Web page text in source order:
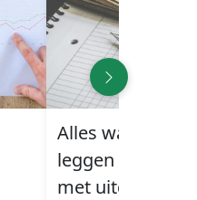
Alles wat wij doen
leggen wij vast
met uitgebreide